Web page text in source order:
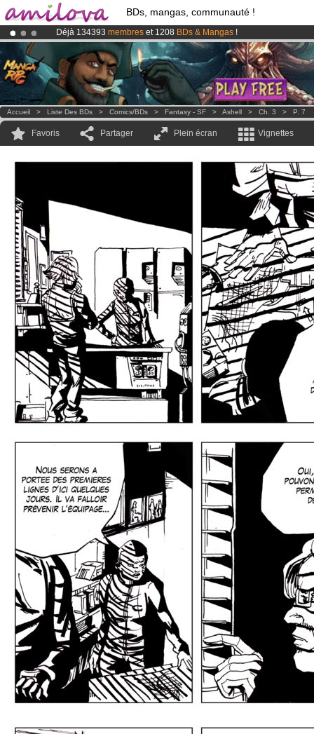
BDs, mangas, communauté !
Déjà 134393 membres et 1208 BDs & Mangas !
LeKickstarter Amilova est désormais lancé!.
Abonnement premium: à partir de
3.95 eurospar mois !Clique ici
Accueil > Liste Des BDs > Comics/BDs > Fantasy - SF > Ashell > Ch. 3 > P. 7
Favoris Partager Plein écran Vignettes